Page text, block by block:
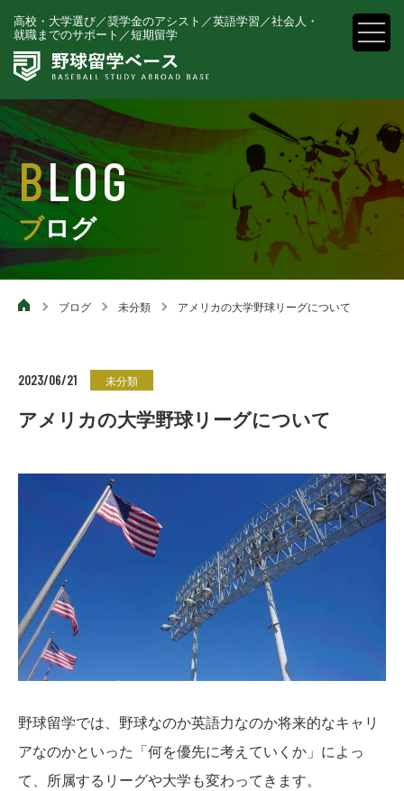
高校・大学選び／奨学金のアシスト／英語学習／社会人・就
職までのサポート／短期留学
高校・大学選び／奨学金のアシスト／英語学習／社会人・
就職までのサポート／短期留学
BLOG
ブログ
ブログ 未分類 アメリカの大学野球リーグについて
2023/06/21 未分類
アメリカの大学野球リーグについて
野球留学では、野球なのか英語力なのか将来的なキャリ
アなのかといった「何を優先に考えていくか」によっ
て、所属するリーグや大学も変わってきます。